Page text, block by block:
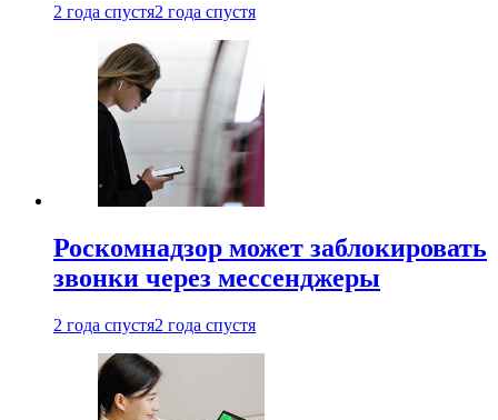
2 года спустя2 года спустя
Роскомнадзор может заблокировать
звонки через мессенджеры
2 года спустя2 года спустя